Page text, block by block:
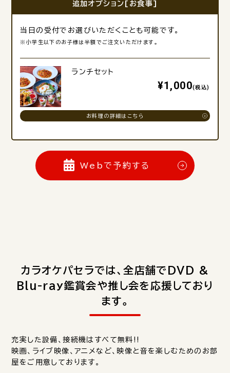
追加オプション[お食事]
当日の受付でお選びいただくことも可能です。
※小学生以下のお子様は半額でご注文いただけます。
ランチセット
¥1,000(税込)
お料理の詳細はこちら
Webで予約する
カラオケパセラでは、全店舗でDVD &
Blu-ray鑑賞会や推し会を応援しており
ます。
充実した設備、接続機はすべて無料!!
映画、ライブ映像、アニメなど、映像と音を楽しむためのお部
屋をご用意しております。